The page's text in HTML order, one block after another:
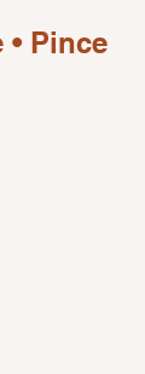
• Pince